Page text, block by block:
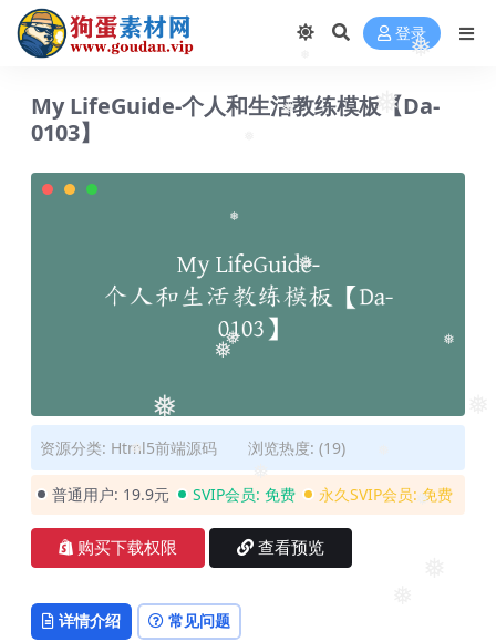
❅
❅
❅
❅
❅
❅
❅
❅
❅
❅
登录
My LifeGuide-个人和生活教练模板【Da-
0103】
资源分类: Html5前端源码 浏览热度: (19)
普通用户: 19.9元 SVIP会员: 免费 永久SVIP会员: 免费
购买下载权限 查看预览
详情介绍 常见问题